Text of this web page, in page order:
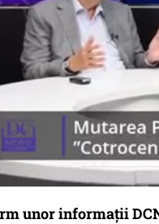
unor informații